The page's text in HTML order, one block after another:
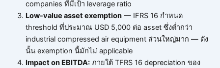
companies ที่มีเป้า leverage ratio
Low-value asset exemption— IFRS 16 กำหนด
threshold ที่ประมาณ USD 5,000 ต่อ asset ซึ่งต่ำกว่า
industrial compressed air equipment ส่วนใหญ่มาก — ดัง
นั้น exemption นี้มักไม่ applicable
Impact on EBITDA:ภายใต้ TFRS 16 depreciation ของ